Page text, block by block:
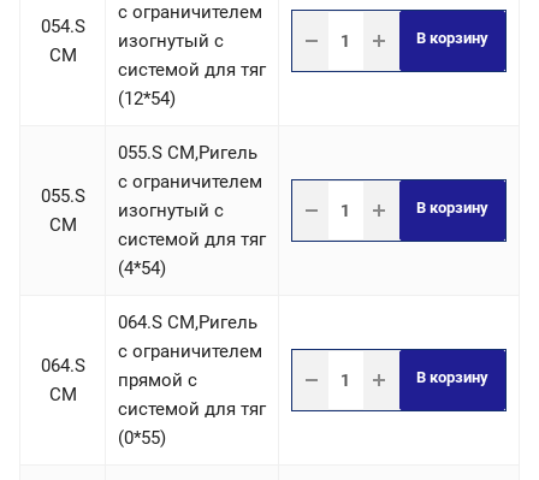
054.S
СM
c ограничителем
изогнутый с
системой для тяг
(12*54)
В корзину
055.S
СM
055.S СM,Ригель
c ограничителем
изогнутый с
системой для тяг
(4*54)
В корзину
064.S
СM
064.S СM,Ригель
c ограничителем
прямой с
системой для тяг
(0*55)
В корзину